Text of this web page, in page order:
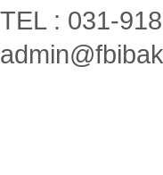
TEL : 031-